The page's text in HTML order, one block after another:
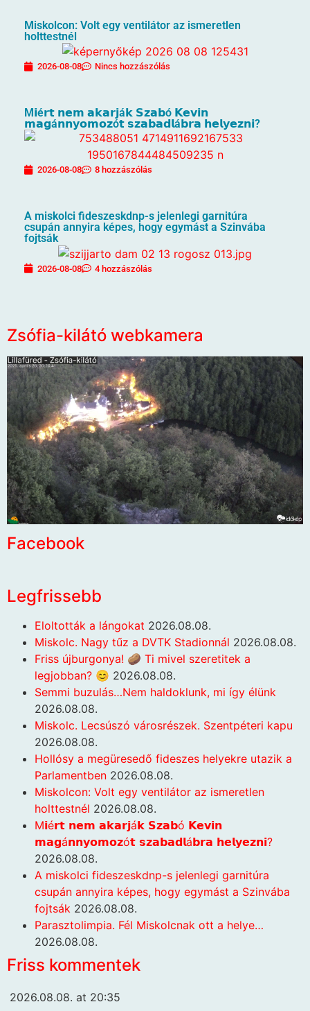
Miskolcon: Volt egy ventilátor az ismeretlen
holttestnél
2026-08-08 Nincs hozzászólás
M𝗶é𝗿𝘁 𝗻𝗲𝗺 𝗮𝗸𝗮𝗿𝗷á𝗸 𝗦𝘇𝗮𝗯ó 𝗞𝗲𝘃𝗶𝗻
𝗺𝗮𝗴á𝗻𝗻𝘆𝗼𝗺𝗼𝘇ó𝘁 𝘀𝘇𝗮𝗯𝗮𝗱𝗹á𝗯𝗿𝗮 𝗵𝗲𝗹𝘆𝗲𝘇𝗻𝗶?
2026-08-08 8 hozzászólás
A miskolci fideszeskdnp-s jelenlegi garnitúra
csupán annyira képes, hogy egymást a Szinvába
fojtsák
2026-08-08 4 hozzászólás
Zsófia-kilátó webkamera
Facebook
Legfrissebb
Eloltották a lángokat 2026.08.08.
Miskolc. Nagy tűz a DVTK Stadionnál 2026.08.08.
Friss újburgonya! 🥔 Ti mivel szeretitek a
legjobban? 😊 2026.08.08.
Semmi buzulás…Nem haldoklunk, mi így élünk
2026.08.08.
Miskolc. Lecsúszó városrészek. Szentpéteri kapu
2026.08.08.
Hollósy a megüresedő fideszes helyekre utazik a
Parlamentben 2026.08.08.
Miskolcon: Volt egy ventilátor az ismeretlen
holttestnél 2026.08.08.
M𝗶é𝗿𝘁 𝗻𝗲𝗺 𝗮𝗸𝗮𝗿𝗷á𝗸 𝗦𝘇𝗮𝗯ó 𝗞𝗲𝘃𝗶𝗻
𝗺𝗮𝗴á𝗻𝗻𝘆𝗼𝗺𝗼𝘇ó𝘁 𝘀𝘇𝗮𝗯𝗮𝗱𝗹á𝗯𝗿𝗮 𝗵𝗲𝗹𝘆𝗲𝘇𝗻𝗶?
2026.08.08.
A miskolci fideszeskdnp-s jelenlegi garnitúra
csupán annyira képes, hogy egymást a Szinvába
fojtsák 2026.08.08.
Parasztolimpia. Fél Miskolcnak ott a helye…
2026.08.08.
Friss kommentek
2026.08.08. at 20:35